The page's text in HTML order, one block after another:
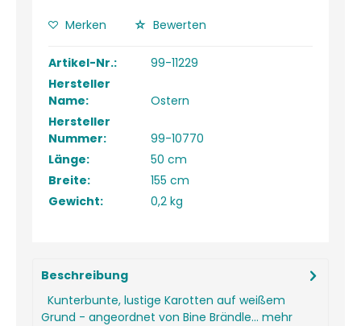
Merken Bewerten
Artikel-Nr.:
99-11229
Hersteller
Name:
Ostern
Hersteller
Nummer:
99-10770
Länge:
50 cm
Breite:
155 cm
Gewicht:
0,2 kg
Beschreibung
Kunterbunte, lustige Karotten auf weißem
Grund - angeordnet von Bine Brändle... mehr